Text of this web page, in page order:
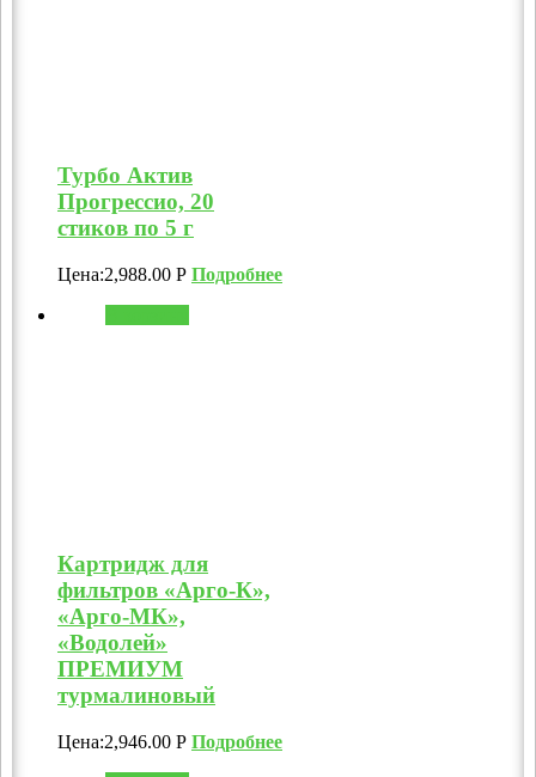
Турбо Актив
Прогрессио, 20
стиков по 5 г
Цена:2,988.00 Р Подробнее
Картридж для
фильтров «Арго-К»,
«Арго-МК»,
«Водолей»
ПРЕМИУМ
турмалиновый
Цена:2,946.00 Р Подробнее